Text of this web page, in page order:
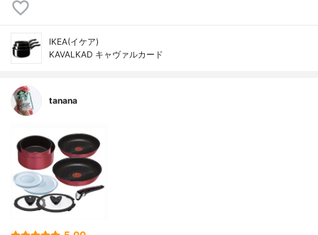
IKEA(イケア)
KAVALKAD キャヴァルカード
tanana